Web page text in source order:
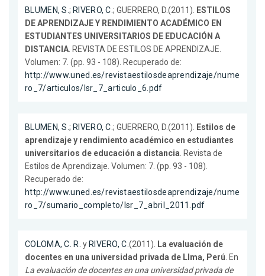
BLUMEN, S.; RIVERO, C.; GUERRERO, D.(2011). ESTILOS
DE APRENDIZAJE Y RENDIMIENTO ACADÉMICO EN
ESTUDIANTES UNIVERSITARIOS DE EDUCACIÓN A
DISTANCIA. REVISTA DE ESTILOS DE APRENDIZAJE.
Volumen: 7. (pp. 93 - 108). Recuperado de:
http://www.uned.es/revistaestilosdeaprendizaje/nume
ro_7/articulos/lsr_7_articulo_6.pdf
BLUMEN, S.; RIVERO, C.; GUERRERO, D.(2011). Estilos de
aprendizaje y rendimiento académico en estudiantes
universitarios de educación a distancia. Revista de
Estilos de Aprendizaje. Volumen: 7. (pp. 93 - 108).
Recuperado de:
http://www.uned.es/revistaestilosdeaprendizaje/nume
ro_7/sumario_completo/lsr_7_abril_2011.pdf
COLOMA, C. R. y RIVERO, C.(2011). La evaluación de
docentes en una universidad privada de LIma, Perú. En
La evaluación de docentes en una universidad privada de